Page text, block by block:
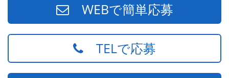
WEBで簡単応募
TELで応募